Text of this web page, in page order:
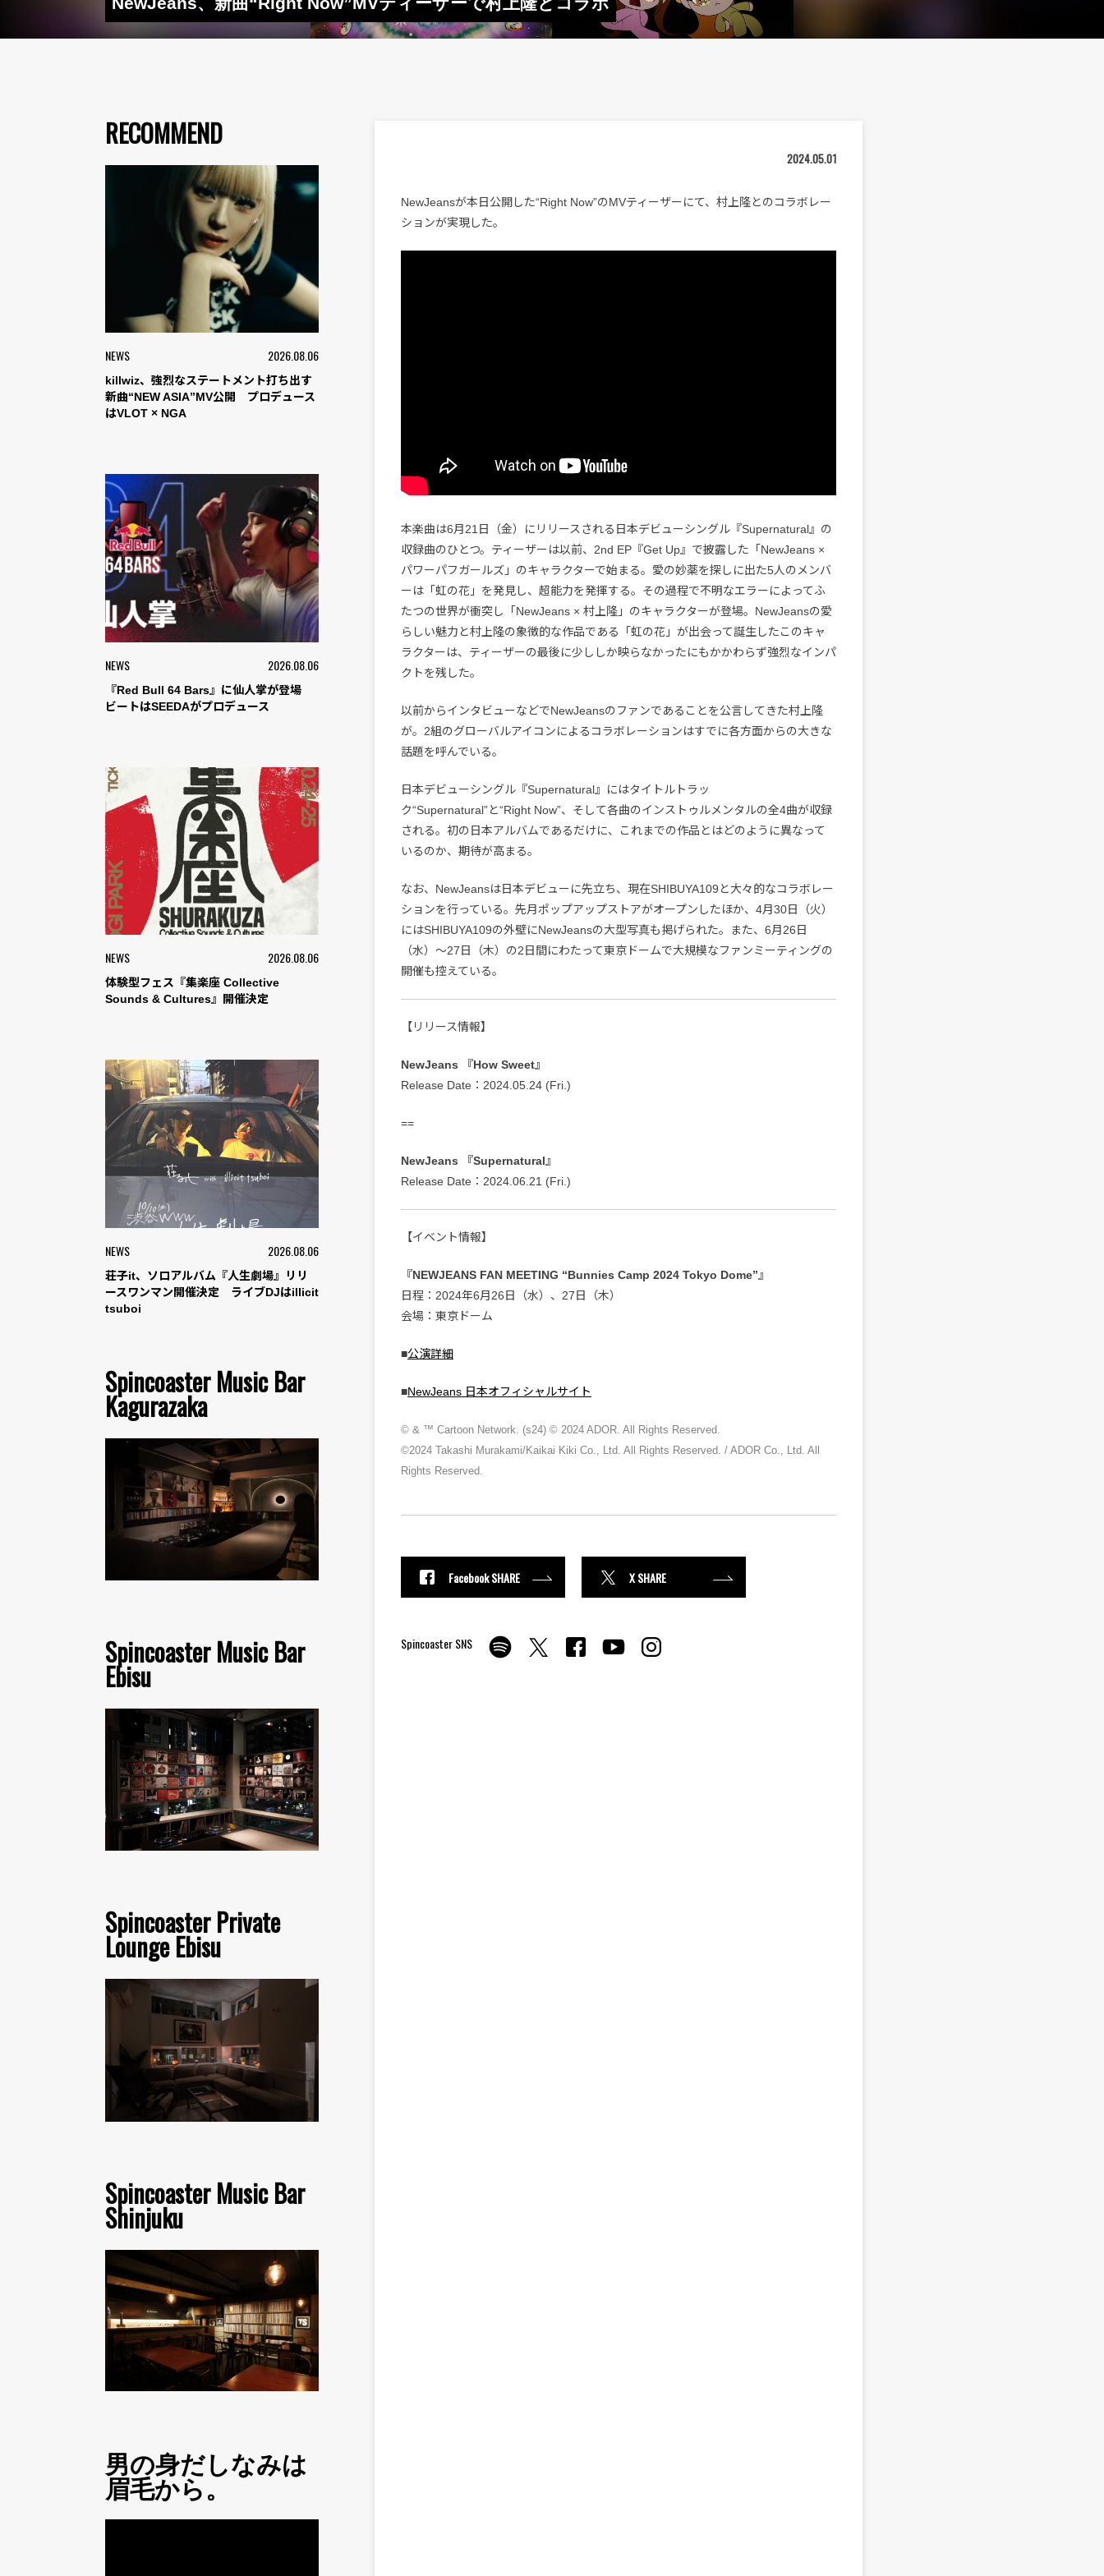
RECOMMEND
NEWS 2026.08.06
killwiz、強烈なステートメント打ち出す
新曲“NEW ASIA”MV公開 プロデュース
はVLOT × NGA
NEWS 2026.08.06
『Red Bull 64 Bars』に仙人掌が登場
ビートはSEEDAがプロデュース
NEWS 2026.08.06
体験型フェス『集楽座 Collective
Sounds & Cultures』開催決定
NEWS 2026.08.06
荘子it、ソロアルバム『人生劇場』リリ
ースワンマン開催決定 ライブDJはillicit
tsuboi
Spincoaster Music Bar
Kagurazaka
Spincoaster Music Bar
Ebisu
Spincoaster Private
Lounge Ebisu
Spincoaster Music Bar
Shinjuku
男の身だしなみは
眉毛から。
2024.05.01
NewJeansが本日公開した“Right Now”のMVティーザーにて、村上隆とのコラボレー
ションが実現した。
本楽曲は6月21日（金）にリリースされる日本デビューシングル『Supernatural』の
収録曲のひとつ。ティーザーは以前、2nd EP『Get Up』で披露した「NewJeans ×
パワーパフガールズ」のキャラクターで始まる。愛の妙薬を探しに出た5人のメンバ
ーは「虹の花」を発見し、超能力を発揮する。その過程で不明なエラーによってふ
たつの世界が衝突し「NewJeans × 村上隆」のキャラクターが登場。NewJeansの愛
らしい魅力と村上隆の象徴的な作品である「虹の花」が出会って誕生したこのキャ
ラクターは、ティーザーの最後に少ししか映らなかったにもかかわらず強烈なインパ
クトを残した。
以前からインタビューなどでNewJeansのファンであることを公言してきた村上隆
が。2組のグローバルアイコンによるコラボレーションはすでに各方面からの大きな
話題を呼んでいる。
日本デビューシングル『Supernatural』にはタイトルトラッ
ク“Supernatural”と“Right Now”、そして各曲のインストゥルメンタルの全4曲が収録
される。初の日本アルバムであるだけに、これまでの作品とはどのように異なって
いるのか、期待が高まる。
なお、NewJeansは日本デビューに先立ち、現在SHIBUYA109と大々的なコラボレー
ションを行っている。先月ポップアップストアがオープンしたほか、4月30日（火）
にはSHIBUYA109の外壁にNewJeansの大型写真も掲げられた。また、6月26日
（水）〜27日（木）の2日間にわたって東京ドームで大規模なファンミーティングの
開催も控えている。
【リリース情報】
NewJeans 『How Sweet』
Release Date：2024.05.24 (Fri.)
==
NewJeans 『Supernatural』
Release Date：2024.06.21 (Fri.)
【イベント情報】
『NEWJEANS FAN MEETING “Bunnies Camp 2024 Tokyo Dome”』
日程：2024年6月26日（水）、27日（木）
会場：東京ドーム
■公演詳細
■NewJeans 日本オフィシャルサイト
© & ™ Cartoon Network. (s24) © 2024 ADOR. All Rights Reserved.
©2024 Takashi Murakami/Kaikai Kiki Co., Ltd. All Rights Reserved. / ADOR Co., Ltd. All
Rights Reserved.
Facebook SHARE X SHARE
Spincoaster SNS